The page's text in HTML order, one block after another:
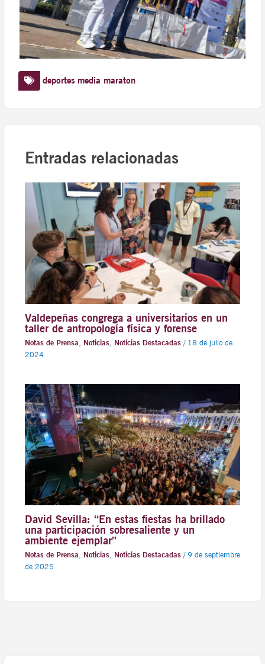
deportes media maraton
Entradas relacionadas
Valdepeñas congrega a universitarios en un
taller de antropología física y forense
Notas de Prensa, Noticias, Noticias Destacadas/ 18 de julio de
2024
David Sevilla: “En estas fiestas ha brillado
una participación sobresaliente y un
ambiente ejemplar”
Notas de Prensa, Noticias, Noticias Destacadas/ 9 de septiembre
de 2025